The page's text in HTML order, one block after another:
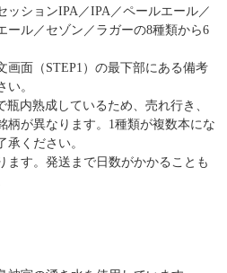
ッションIPA／IPA／ペールエール／
ール／セゾン／ラガーの8種類から6
画面（STEP1）の最下部にある備考
。
内熟成しているため、売れ行き、
柄が異なります。1種類が複数本にな
承ください。
ます。発送まで日数がかかることも